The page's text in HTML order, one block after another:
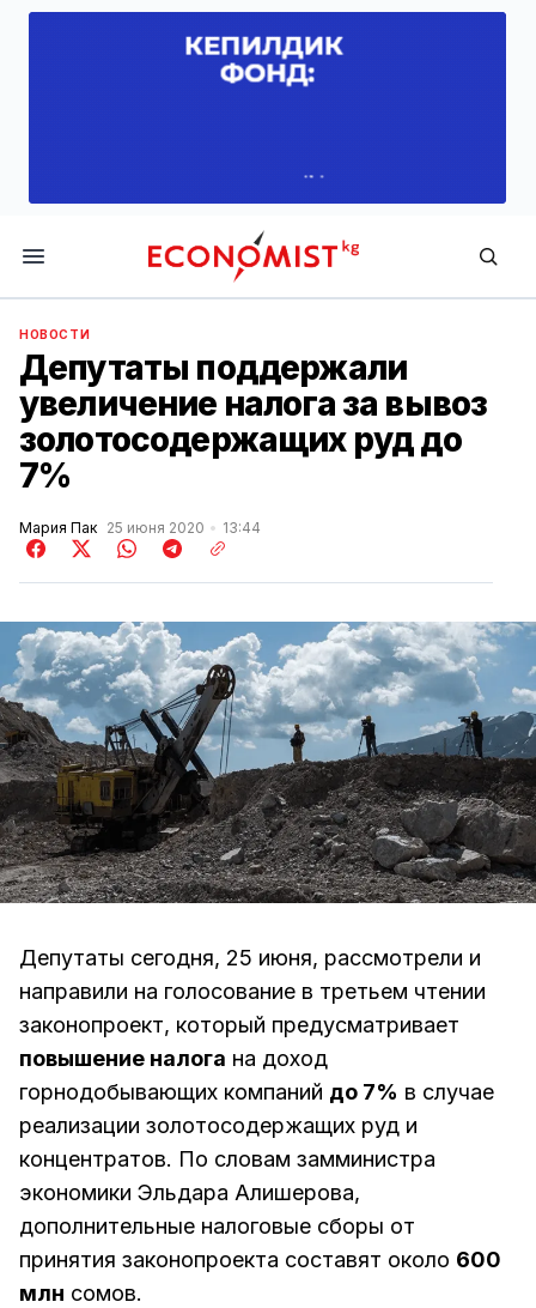
Economist.kg
НОВОСТИ
Депутаты поддержали
увеличение налога за вывоз
золотосодержащих руд до
7%
Мария Пак 25 июня 2020 13:44
Депутаты сегодня, 25 июня, рассмотрели и
направили на голосование в третьем чтении
законопроект, который предусматривает
повышение налога на доход
горнодобывающих компаний до 7% в случае
реализации золотосодержащих руд и
концентратов. По словам замминистра
экономики Эльдара Алишерова,
дополнительные налоговые сборы от
принятия законопроекта составят около 600
млн сомов.